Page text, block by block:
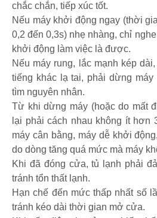
chắc chắn, tiếp xúc tốt.
Nếu máy khởi động ngay (thời
0,2 đến 0,3s) nhẹ nhàng, chỉ
khởi động làm việc là được.
Nếu máy rung, lắc mạnh kép
tiếng khác lạ tai, phải dừng máy
tìm nguyên nhân.
Từ khi dừng máy (hoặc do mất
lại phải cách nhau không ít hơn
máy cân bằng, máy dễ khởi
do dòng tăng quá mức mà máy
Khi đã đóng cửa, tủ lạnh phải
tránh tổn thất lạnh.
Hạn chế đến mức thấp nhất số
tránh kéo dài thời gian mở cửa.